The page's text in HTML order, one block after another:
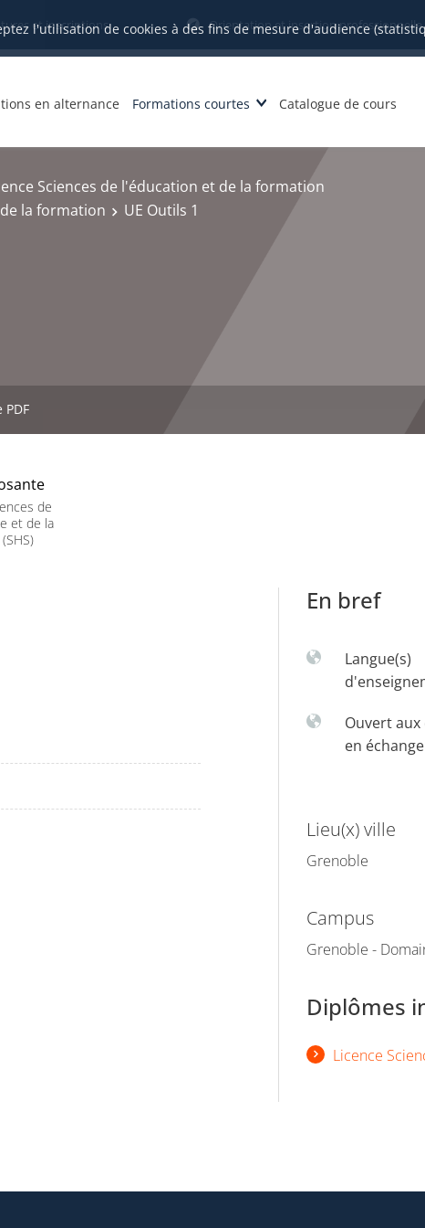
l'utilisation de cookies à des fins de mesure d'audience
et inscriptions Orientation et insertion professionnelle
en alternance Formations courtes Catalogue de cours
Sciences de l'éducation et de la formation
la formation
UE Outils 1
de
et de la
En bref
Langue(s)
Ouvert
en échange
Lieu(x) ville
Grenoble
Campus
Grenoble -
Diplômes
Licence